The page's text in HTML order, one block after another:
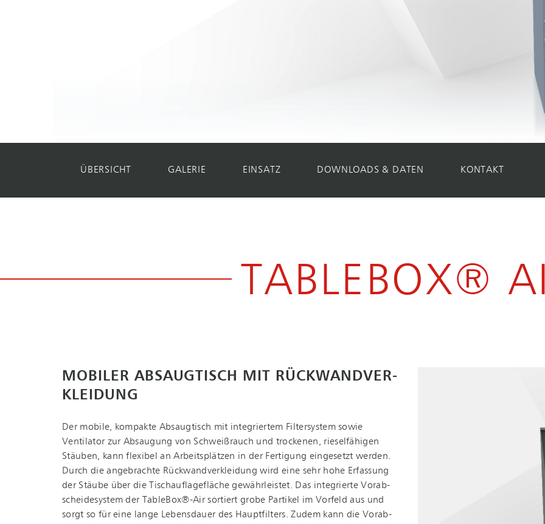
ÜBERSICHT GALERIE EINSATZ DOWNLOADS & DATEN KONTAKT
TABLEBOX®
MOBILER ABSAUGTISCH MIT RÜCK­WAND­VER­
KLEI­DUNG
Der mobile, kompakte Absaugtisch mit integriertem Filtersystem sowie
Ventilator zur Absaugung von Schweißrauch und trockenen, rieselfähigen
Stäuben, kann flexibel an Arbeitsplätzen in der Fertigung eingesetzt werden.
Durch die angebrachte Rück­wand­ver­klei­dung wird eine sehr hohe Erfassung
der Stäube über die Tischauf­la­ge­flä­che gewährleistet. Das integrierte Vor­ab­
schei­de­sys­tem der TableBox®-Air sortiert grobe Partikel im Vorfeld aus und
sorgt so für eine lange Lebensdauer des Hauptfilters. Zudem kann die Vor­ab­